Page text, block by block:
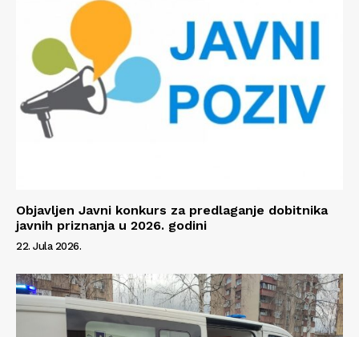
Info
Objavljen Javni konkurs za predlaganje dobitnika
javnih priznanja u 2026. godini
22. Jula 2026.